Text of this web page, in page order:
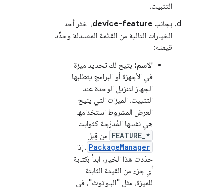
التثبيت.
بجانب device-feature، اختَر أحد
الخيارات التالية من القائمة المنسدلة وحدِّد
قيمته:
الاسم: يتيح لك تحديد ميزة
في الأجهزة أو البرامج يتطلبها
الجهاز لتنزيل الوحدة عند
التثبيت. الميزات التي يتيح
العرض المشروط استخدامها
هي نفسها المُدرَجة كثوابت
FEATURE_* من قِبل
PackageManager . إذا
حدّدت هذا الخيار، ابدأ بكتابة
أي جزء من القيمة الثابتة
للميزة، مثل "البلوتوث"، في